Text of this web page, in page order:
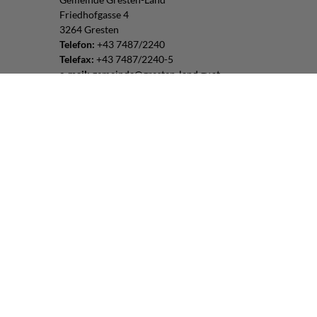
Friedhofgasse 4
3264 Gresten
Telefon: +43 7487/2240
Telefax: +43 7487/2240-5
e-mail:gemeinde@gresten-land.gv.at